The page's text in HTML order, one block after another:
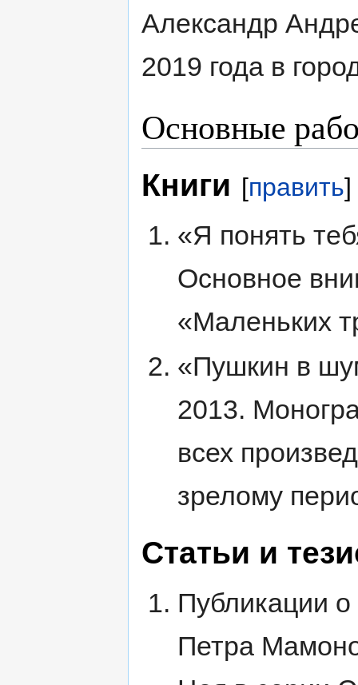
Александр
2019 года в
Основные
Книги [править]
«Я понять
Основное
«Маленьких
«Пушкин в
2013.
всех
зрелому
Статьи и
Публикации
Петра